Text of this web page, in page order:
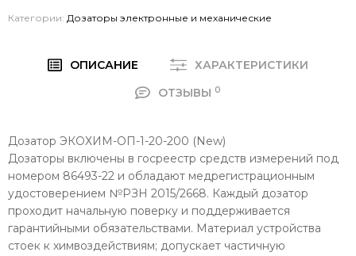
Категории: Дозаторы электронные и механические
ОПИСАНИЕ
ХАРАКТЕРИСТИКИ
ОТЗЫВЫ 0
Дозатор ЭКОХИМ-ОП-1-20-200 (New)
Дозаторы включены в госреестр средств измерений под
номером 86493-22 и обладают медрегистрационным
удостоверением №РЗН 2015/2668. Каждый дозатор
проходит начальную поверку и поддерживается
гарантийными обязательствами. Материал устройства
стоек к химвоздействиям; допускает частичную